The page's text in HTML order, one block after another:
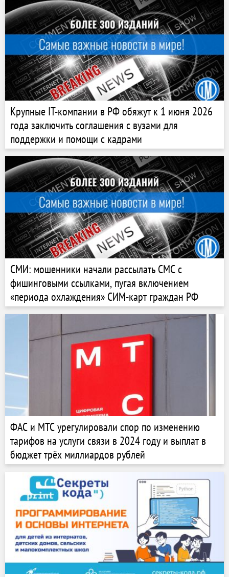
Крупные IT-компании в РФ обяжут к 1 июня 2026
года заключить соглашения с вузами для
поддержки и помощи с кадрами
СМИ: мошенники начали рассылать СМС с
фишинговыми ссылками, пугая включением
«периода охлаждения» СИМ-карт граждан РФ
ФАС и МТС урегулировали спор по изменению
тарифов на услуги связи в 2024 году и выплат в
бюджет трёх миллиардов рублей